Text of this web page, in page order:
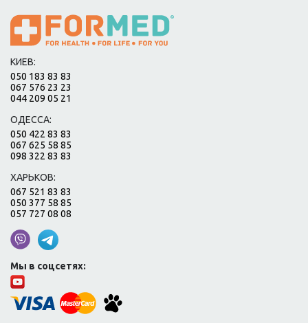
КИЕВ:
050 183 83 83
067 576 23 23
044 209 05 21
ОДЕССА:
050 422 83 83
067 625 58 85
098 322 83 83
ХАРЬКОВ:
067 521 83 83
050 377 58 85
057 727 08 08
Мы в соцсетях: